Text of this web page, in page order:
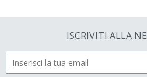
ISCRIVITI ALLA